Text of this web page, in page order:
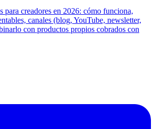
para creadores en 2026: cómo funciona,
canales (blog, YouTube, newsletter,
con productos propios cobrados con